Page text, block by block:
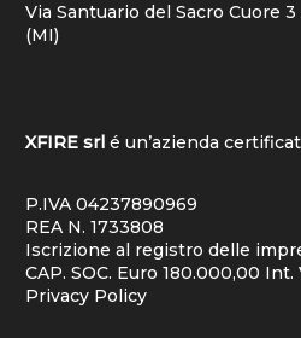
Via Santuario del Sacro Cuore 3
(MI)
XFIRE srl é un’azienda
P.IVA 04237890969
REA N. 1733808
Iscrizione al registro delle
CAP. SOC. Euro 180.000,00 Int.
Privacy Policy